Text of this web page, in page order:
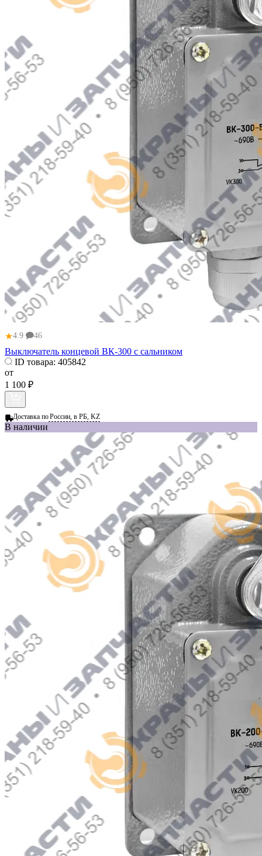
★4.9 46
Выключатель концевой ВК-300 с сальником
ID товара: 405842
от
1 100 ₽
Доставка поРоссии, в РБ, KZ
В наличии